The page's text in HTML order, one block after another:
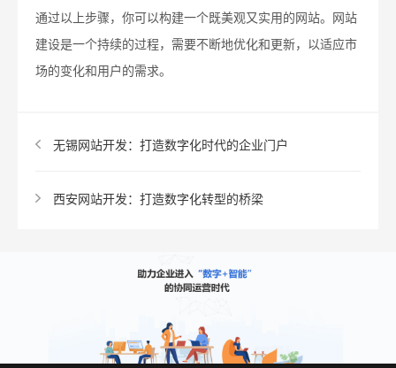
通过以上步骤，你可以构建一个既美观又实用的网站。网站
建设是一个持续的过程，需要不断地优化和更新，以适应市
场的变化和用户的需求。
无锡网站开发：打造数字化时代的企业门户
西安网站开发：打造数字化转型的桥梁